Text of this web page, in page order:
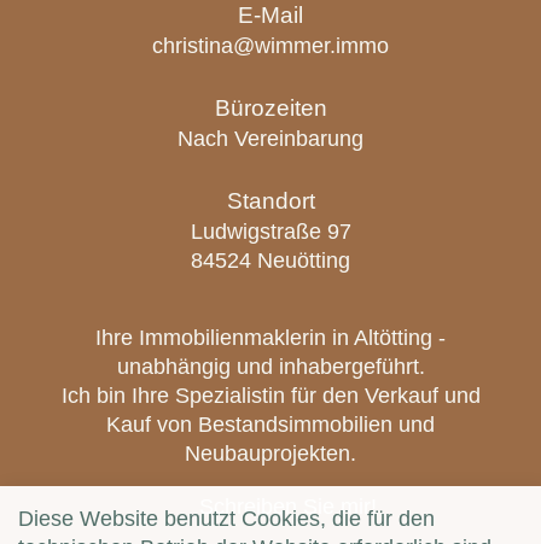
E-Mail
christina@wimmer.immo
Bürozeiten
Nach Vereinbarung
Standort
Ludwigstraße 97
84524 Neuötting
Ihre Immobilienmaklerin in Altötting -
unabhängig und inhabergeführt.
Ich bin Ihre Spezialistin für den Verkauf und
Kauf von Bestandsimmobilien und
Neubauprojekten.
Schreiben Sie mir!
Diese Website benutzt Cookies, die für den